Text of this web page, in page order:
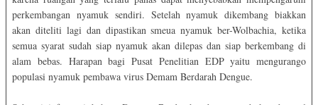
perkembangan nyamuk sendiri. Setelah nyamuk dikembang biakkan
akan diteliti lagi dan dipastikan smeua nyamuk ber-Wolbachia, ketika
semua syarat sudah siap nyamuk akan dilepas dan siap berkembang di
alam bebas. Harapan bagi Pusat Penelitian EDP yaitu mengurango
populasi nyamuk pembawa virus Demam Berdarah Dengue.